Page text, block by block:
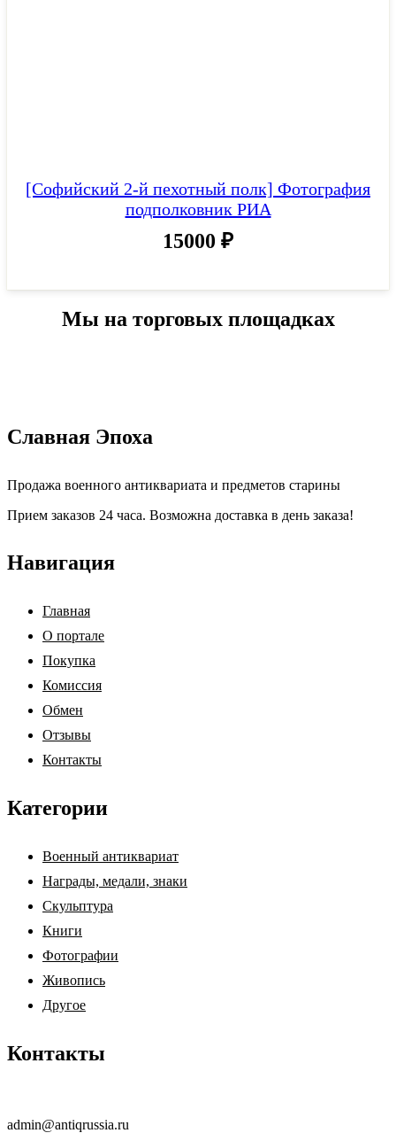
[Софийский 2-й пехотный полк] Фотография
подполковник РИА
15000 ₽
Мы на торговых площадках
Славная Эпоха
Продажа военного антиквариата и предметов старины
Прием заказов 24 часа. Возможна доставка в день заказа!
Навигация
Главная
О портале
Покупка
Комиссия
Обмен
Отзывы
Контакты
Категории
Военный антиквариат
Награды, медали, знаки
Скульптура
Книги
Фотографии
Живопись
Другое
Контакты
admin@antiqrussia.ru